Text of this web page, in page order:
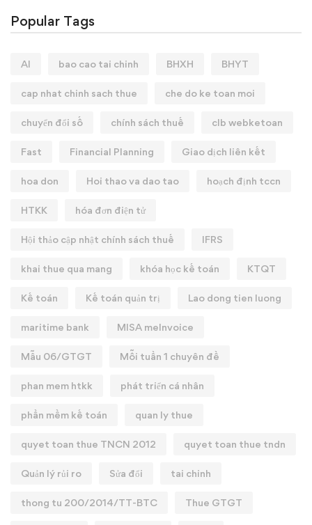
Popular Tags
AI bao cao tai chinh BHXH BHYT
cap nhat chinh sach thue che do ke toan moi
chuyển đổi số chính sách thuế clb webketoan
Fast Financial Planning Giao dịch liên kết
hoa don Hoi thao va dao tao hoạch định tccn
HTKK hóa đơn điện tử
Hội thảo cập nhật chính sách thuế IFRS
khai thue qua mang khóa học kế toán KTQT
Kế toán Kế toán quản trị Lao dong tien luong
maritime bank MISA meInvoice
Mẫu 06/GTGT Mỗi tuần 1 chuyên đề
phan mem htkk phát triển cá nhân
phần mềm kế toán quan ly thue
quyet toan thue TNCN 2012 quyet toan thue tndn
Quản lý rủi ro Sửa đổi tai chinh
thong tu 200/2014/TT-BTC Thue GTGT